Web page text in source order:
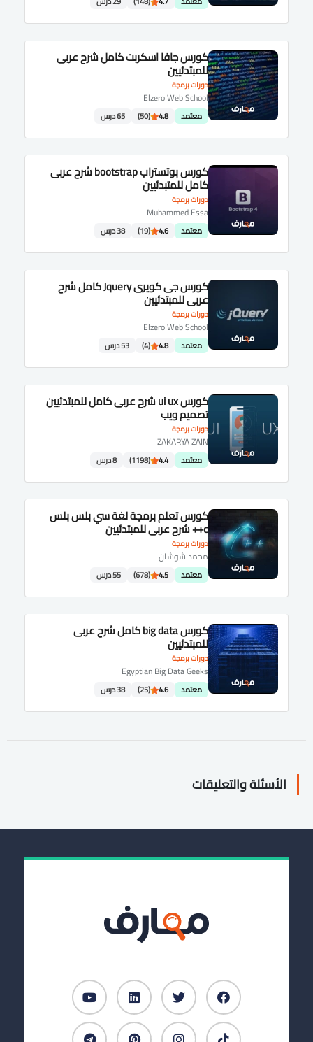
دورات برمجة
كورس جافا اسكربت كامل شرح عربى
للمبتدئيين
Elzero Web School
معتمد 4.8
(50) 65 درس
دورات برمجة
كورس بوتستراب bootstrap شرح عربى
كامل للمتبدئيين
Muhammed Essa
معتمد 4.6
(19) 38 درس
دورات برمجة
كورس جى كويرى Jquery كامل شرح
عربى للمبتدئيين
Elzero Web School
معتمد 4.8
(4) 53 درس
دورات برمجة
كورس ui ux شرح عربى كامل للمبتدئيين
تصميم ويب
ZAKARYA ZAIN
معتمد 4.4
(1198) 8 درس
دورات برمجة
كورس تعلم برمجة لغة سي بلس بلس
c++ شرح عربى للمبتدئيين
محمد شوشان
معتمد 4.5
(678) 55 درس
دورات برمجة
كورس big data كامل شرح عربى
للمبتدئيين
Egyptian Big Data Geeks
معتمد 4.6
(25) 38 درس
الأسئلة والتعليقات